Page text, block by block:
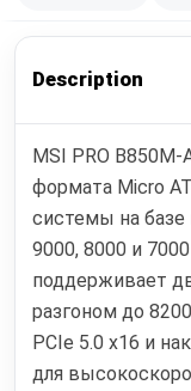
Description
MSI PRO
формата Micro
системы на базе
9000, 8000 и
поддерживает
разгоном до
PCIe 5.0 x16 и
для